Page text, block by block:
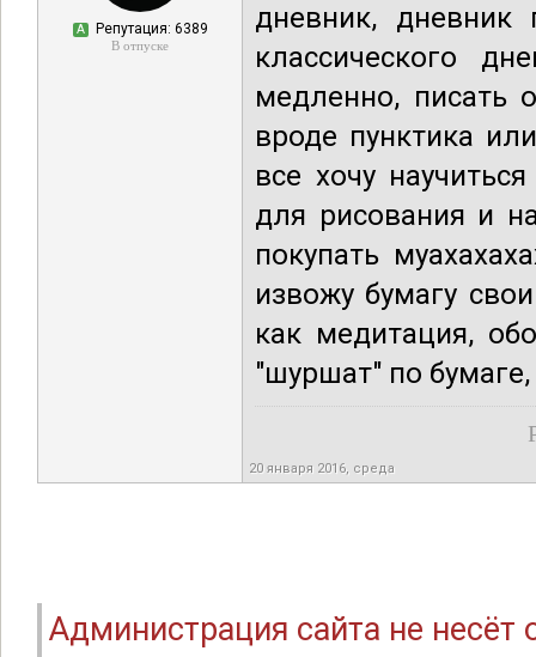
А Репутация: 6389
В отпуске
дневник, дневник
классического
медленно, писать
вроде пунктика
все хочу
для рисования и
покупать
извожу бумагу
как медитация,
"шуршат" по
20 января 2016, среда
Администрация сайта не